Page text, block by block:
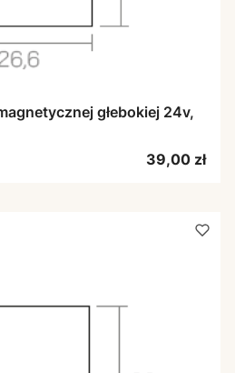
głebokiej 24v,
Cena
39,00 zł